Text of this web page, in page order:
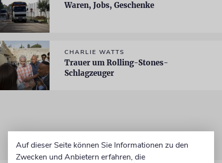
Waren, Jobs, Geschenke
CHARLIE WATTS
Trauer um Rolling-Stones-
Schlagzeuger
Auf dieser Seite können Sie Informationen zu den
Zwecken und Anbietern erfahren, die